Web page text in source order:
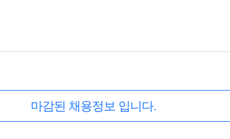
마감된 채용정보 입니다.